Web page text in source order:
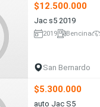
$12.500.000
Jac s5 2019
2019 Bencina
San Bernardo
$5.300.000
auto Jac S5